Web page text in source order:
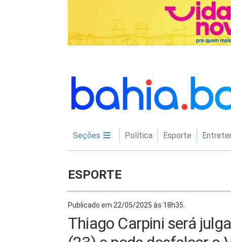
Seções Política Esporte
ESPORTE
Publicado em 22/05/2025 às 18h35.
Thiago Carpini será